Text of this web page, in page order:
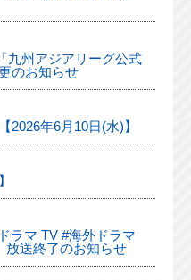
九州アジアリーグ公式
のお知らせ
2026年6月10日(水)】
ラマ TV #海外ドラマ
送終了のお知らせ